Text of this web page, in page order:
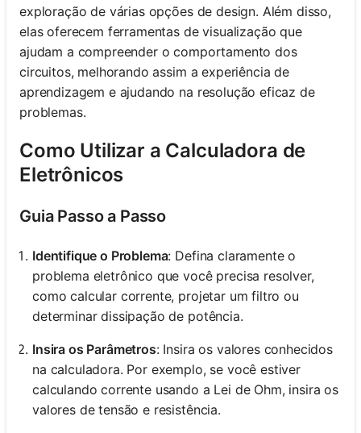
exploração de várias opções de design. Além disso,
elas oferecem ferramentas de visualização que
ajudam a compreender o comportamento dos
circuitos, melhorando assim a experiência de
aprendizagem e ajudando na resolução eficaz de
problemas.
Como Utilizar a Calculadora de
Eletrônicos
Guia Passo a Passo
Identifique o Problema: Defina claramente o
problema eletrônico que você precisa resolver,
como calcular corrente, projetar um filtro ou
determinar dissipação de potência.
Insira os Parâmetros: Insira os valores conhecidos
na calculadora. Por exemplo, se você estiver
calculando corrente usando a Lei de Ohm, insira os
valores de tensão e resistência.